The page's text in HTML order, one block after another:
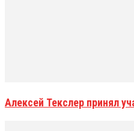
Алексей Текслер принял